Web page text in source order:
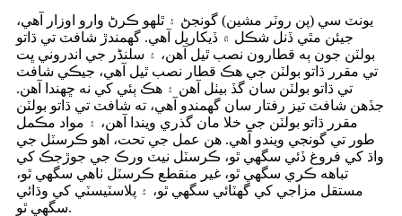
يونٽ سي (پن روٽر مشين) گونجڻ ۽ ٿلهو ڪرڻ وارو اوزار آهي،
جيئن مٿي ڏنل شڪل ۾ ڏيکاريل آهي. گھمندڙ شافٽ تي ڌاتو
بولٽن جون ٻه قطارون نصب ٿيل آهن، ۽ سلنڈر جي اندروني ڀت
تي مقرر ڌاتو بولٽن جي هڪ قطار نصب ٿيل آهي، جيڪي شافٽ
تي ڌاتو بولٽن سان گڏ بيٺل آهن ۽ هڪ ٻئي کي نه ڇهندا آهن.
جڏهن شافٽ تيز رفتار سان گھمندو آهي، ته شافٽ تي ڌاتو بولٽن
مقرر ڌاتو بولٽن جي خلا مان گذري ويندا آهن، ۽ مواد مڪمل
طور تي گونجي ويندو آهي. هن عمل جي تحت، اهو ڪرسٽل جي
واڌ کي فروغ ڏئي سگهي ٿو، ڪرسٽل نيٽ ورڪ جي جوڙجڪ کي
تباهه ڪري سگهي ٿو، غير منقطع ڪرسٽل ٺاهي سگهي ٿو،
مستقل مزاجي کي گهٽائي سگهي ٿو، ۽ پلاسٽيسٽي کي وڌائي
سگهي ٿو.